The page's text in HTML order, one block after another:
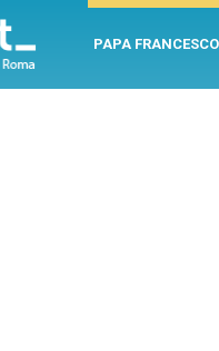
PAPA FRANCESCO